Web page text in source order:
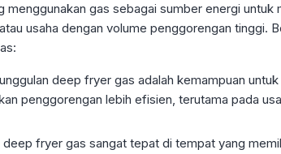
gas sebagai sumber energi untuk
usaha dengan volume penggorengan tinggi.
deep fryer gas adalah kemampuan
penggorengan lebih efisien, terutama pada
fryer gas sangat tepat di tempat yang